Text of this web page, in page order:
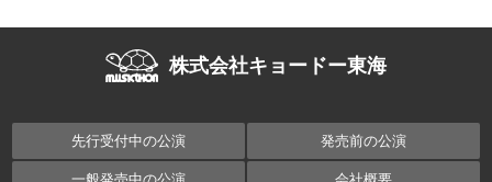
株式会社キョードー東海
先行受付中の公演 発売前の公演